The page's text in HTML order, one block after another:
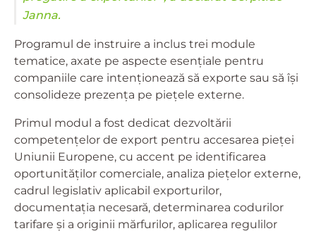
Janna.
Programul de instruire a inclus trei module
tematice, axate pe aspecte esențiale pentru
companiile care intenționează să exporte sau să își
consolideze prezența pe piețele externe.
Primul modul a fost dedicat dezvoltării
competențelor de export pentru accesarea pieței
Uniunii Europene, cu accent pe identificarea
oportunităților comerciale, analiza piețelor externe,
cadrul legislativ aplicabil exporturilor,
documentația necesară, determinarea codurilor
tarifare și a originii mărfurilor, aplicarea regulilor